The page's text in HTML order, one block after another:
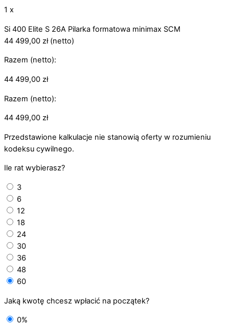
1 x
Si 400 Elite S 26A Pilarka formatowa minimax SCM
44 499,00 zł(netto)
Razem (netto):
44 499,00 zł
Razem (netto):
44 499,00 zł
Przedstawione kalkulacje nie stanowią oferty w rozumieniu
kodeksu cywilnego.
Ile rat wybierasz?
3
6
12
18
24
30
36
48
60
Jaką kwotę chcesz wpłacić na początek?
0%